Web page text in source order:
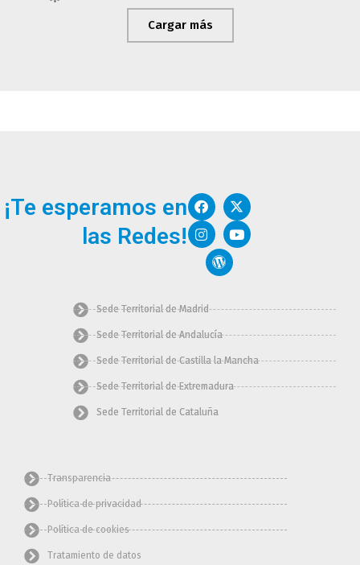
Cargar más
¡Te esperamos en
las Redes!
F
a
c
e
b
o
X
-
t
w
i
r
I
n
s
t
a
g
m
Y
o
u
t
u
W
o
d
p
r
e
s
Sede Territorial de Madrid
Sede Territorial de Andalucía
Sede Territorial de Castilla la Mancha
Sede Territorial de Extremadura
Sede Territorial de Cataluña
Transparencia
Política de privacidad
Política de cookies
Tratamiento de datos